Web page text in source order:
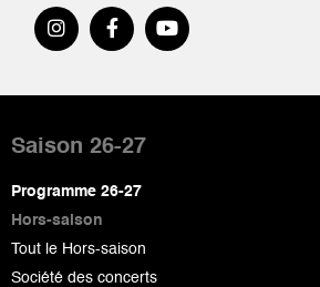
de
page
Saison 26-27
Programme 26-27
Hors-saison
Tout le Hors-saison
Société des concerts